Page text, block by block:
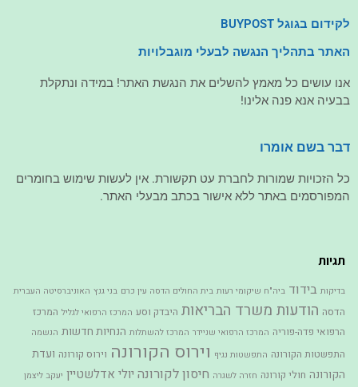
לקידום בגוגל BUYPOST
האתר בתהליך הנגשה לבעלי מוגבלויות
אנו עושים כל מאמץ להשלים את הנגשת האתר! במידה ונתקלת
בבעיה אנא פנה אלינו!
דבר בשם אומרו
כל הזכויות שמורות לחברת עט תקשורת. אין לעשות שימוש בחומרים
המפורסמים באתר ללא אישור בכתב מבעלי האתר.
תגיות
בדיקות בידוד ביה"ח שיקומי רעות בית החולים הדסה עין כרם בני גנץ האוניברסיטה העברית
הדסה הודעות משרד הבריאות היבדק וסע המרכז הרפואי לגליל המרכז
הרפואי פדה-פוריה המרכז הרפואי שניידר המרכז להשתלות הנחיות חדשות הנשמה
התפשטות הקורונה התפשטות נגיף וירוס הקורונה וירוס קורונה ועדת
הקורונה חולי קורונה חזרה לשגרה חיסון לקורונה יולי אדלשטיין יעקב ליצמן